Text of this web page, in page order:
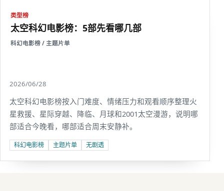
类型榜
太空科幻电影榜：5部先看哪几部
科幻电影榜 / 主题片单
2026/06/28
太空科幻电影榜按入门难度、情绪压力和观看顺序整理火
星救援、星际穿越、降临、月球和2001太空漫游，说明哪
部适合今晚看，哪部适合周末安静补。
科幻电影榜 主题片单 无剧透